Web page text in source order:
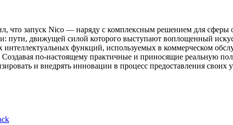
что запуск Nico — наряду с комплексным решением для
пути, движущей силой которого выступают воплощенный
интеллектуальных функций, используемых в коммерческом
по-настоящему практичные и приносящие реальную
и внедрять инновации в процесс предоставления своих